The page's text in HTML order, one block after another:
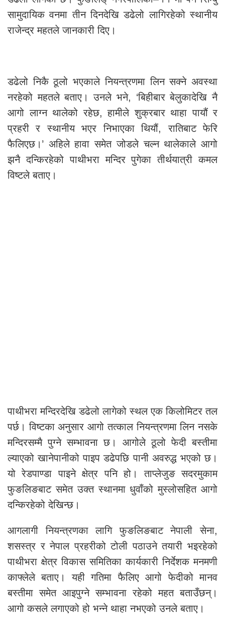
सामुदायिक वनमा तीन दिनदेखि डढेलो लागिरहेको स्थानीय
राजेन्द्र महतले जानकारी दिए।
डढेलो निकै ठूलो भएकाले नियन्त्रणमा लिन सक्ने अवस्था
नरहेको महतले बताए। उनले भने, ‘बिहीबार बेलुकादेखि नै
आगो लाग्न थालेको रहेछ, हामीले शुक्रबार थाहा पायौं र
प्रहरी र स्थानीय भएर निभाएका थियौं, रातिबाट फेरि
फैलिएछ।’ अहिले हावा समेत जोडले चल्न थालेकाले आगो
झनै दन्किरहेको पाथीभरा मन्दिर पुगेका तीर्थयात्री कमल
विष्टले बताए।
पाथीभरा मन्दिरदेखि डढेलो लागेको स्थल एक किलोमिटर तल
पर्छ। विष्टका अनुसार आगो तत्काल नियन्त्रणमा लिन नसके
मन्दिरसम्मै पुग्ने सम्भावना छ। आगोले ठूलो फेदी बस्तीमा
ल्याएको खानेपानीको पाइप डढेपछि पानी अवरुद्ध भएको छ।
यो रेडपाण्डा पाइने क्षेत्र पनि हो। ताप्लेजुङ सदरमुकाम
फुङलिङबाट समेत उक्त स्थानमा धुवाँको मुस्लोसहित आगो
दन्किरहेको देखिन्छ।
आगलागी नियन्त्रणका लागि फुङलिङबाट नेपाली सेना,
शसस्त्र र नेपाल प्रहरीको टोली पठाउने तयारी भइरहेको
पाथीभरा क्षेत्र विकास समितिका कार्यकारी निर्देशक मनमणी
काफ्लेले बताए। यही गतिमा फैलिए आगो फेदीको मानव
बस्तीमा समेत आइपुग्ने सम्भावना रहेको महत बताउँछन्।
आगो कसले लगाएको हो भन्ने थाहा नभएको उनले बताए।